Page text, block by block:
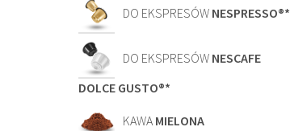
DO EKSPRESÓW NESPRESSO®*
DO EKSPRESÓW NESCAFE
DOLCE GUSTO®*
KAWA MIELONA